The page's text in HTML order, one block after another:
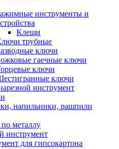
инструменты и
Клещи
трубные
ключи
гаечные ключи
ключи
ключи
инструмент
напильники, рашпили
металлу
инструмент
для гипсокартона